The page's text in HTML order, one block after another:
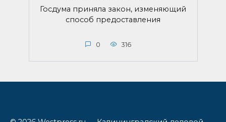
Госдума приняла закон, изменяющий
способ предоставления
0 316